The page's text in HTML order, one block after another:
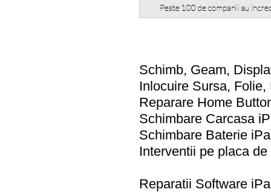
Schimb, Geam,
Inlocuire Sursa,
Reparare Home
Schimbare Carcasa
Schimbare Baterie
Interventii pe placa
Reparatii Software